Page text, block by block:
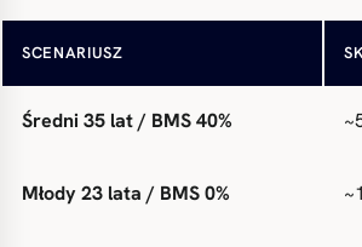
SCENARIUSZ
Doświadczony 45 lat / BMS 60%
Średni 35 lat / BMS 40%
Młody 23 lata / BMS 0%